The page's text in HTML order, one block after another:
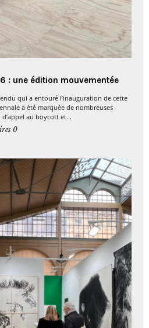
: une édition mouvementée
qui a entouré l’inauguration de cette
a été marquée de nombreuses
au boycott et...
0